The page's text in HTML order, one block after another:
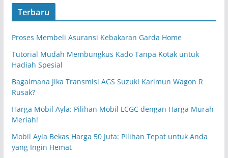
Terbaru
Proses Membeli Asuransi Kebakaran Garda Home
Tutorial Mudah Membungkus Kado Tanpa Kotak untuk
Hadiah Spesial
Bagaimana Jika Transmisi AGS Suzuki Karimun Wagon R
Rusak?
Harga Mobil Ayla: Pilihan Mobil LCGC dengan Harga Murah
Meriah!
Mobil Ayla Bekas Harga 50 Juta: Pilihan Tepat untuk Anda
yang Ingin Hemat